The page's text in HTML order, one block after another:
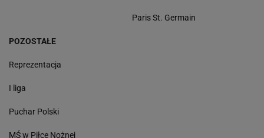
Paris St. Germain
POZOSTAŁE
Reprezentacja
I liga
Puchar Polski
MŚ w Piłce Nożnej